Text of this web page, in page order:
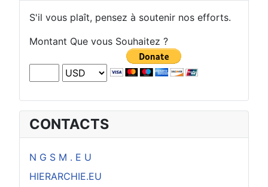
S'il vous plaît, pensez à soutenir nos efforts.
Montant Que vous Souhaitez ?
CONTACTS
N G S M . E U
HIERARCHIE.EU